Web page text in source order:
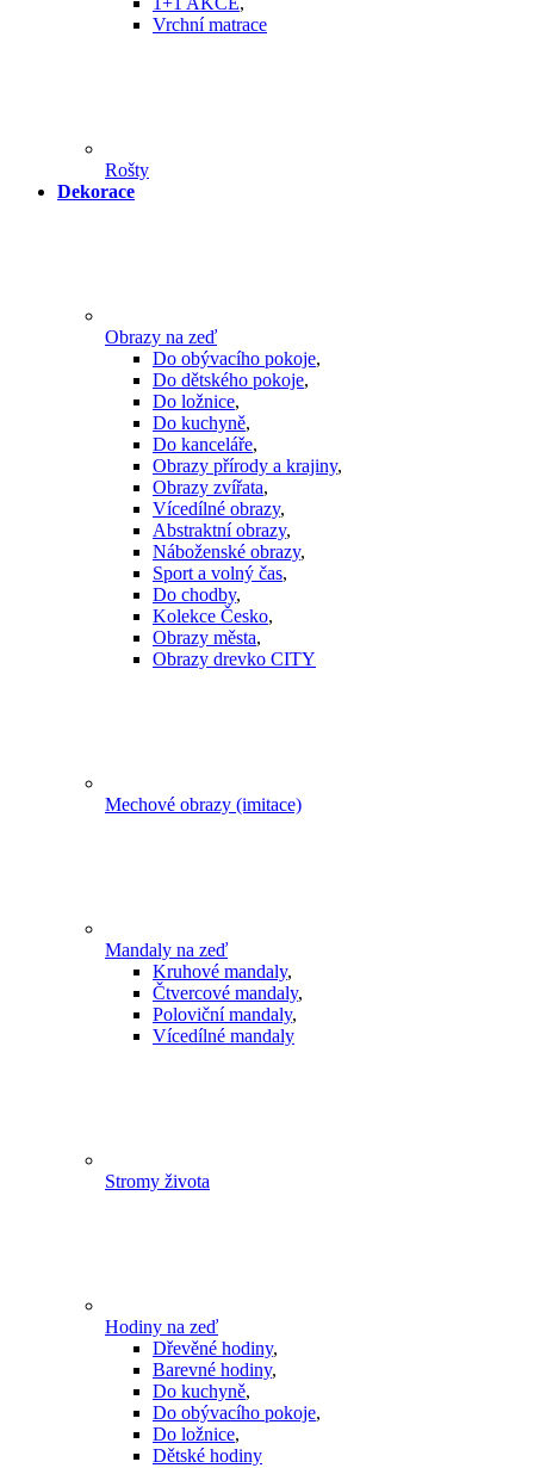
Vrchní matrace
Rošty
Dekorace
Obrazy na zeď
Do obývacího pokoje,
Do dětského pokoje,
Do ložnice,
Do kuchyně,
Do kanceláře,
Obrazy přírody a krajiny,
Obrazy zvířata,
Vícedílné obrazy,
Abstraktní obrazy,
Náboženské obrazy,
Sport a volný čas,
Do chodby,
Kolekce Česko,
Obrazy města,
Obrazy drevko CITY
Mechové obrazy (imitace)
Mandaly na zeď
Kruhové mandaly,
Čtvercové mandaly,
Poloviční mandaly,
Vícedílné mandaly
Stromy života
Hodiny na zeď
Dřevěné hodiny,
Barevné hodiny,
Do kuchyně,
Do obývacího pokoje,
Do ložnice,
Dětské hodiny